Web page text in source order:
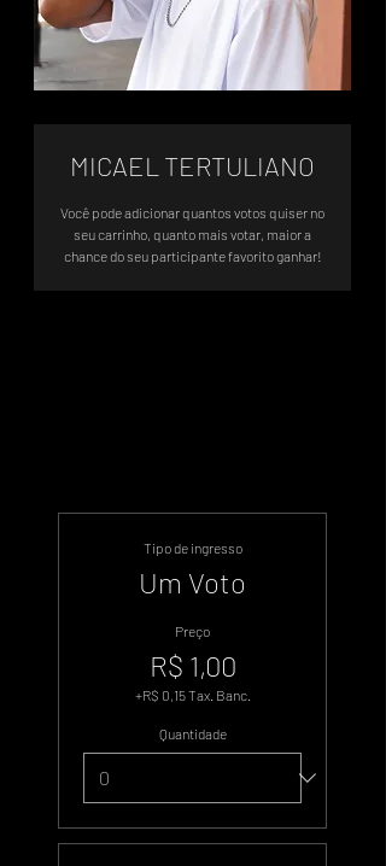
MICAEL TERTULIANO
Você pode adicionar quantos votos quiser no
seu carrinho, quanto mais votar, maior a
chance do seu participante favorito ganhar!
Tipo de ingresso
Um Voto
Preço
R$ 1,00
+R$ 0,15 Tax. Banc.
Quantidade